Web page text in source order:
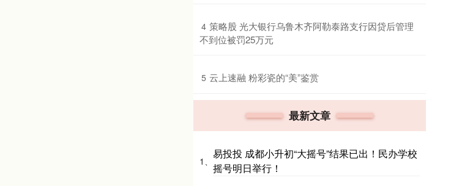
4 ​策略股 光大银行乌鲁木齐阿勒泰路支行因贷后管理
不到位被罚25万元
5 ​云上速融 粉彩瓷的“美”鉴赏
最新文章
1、
易投投 成都小升初“大摇号”结果已出！民办学校
摇号明日举行！